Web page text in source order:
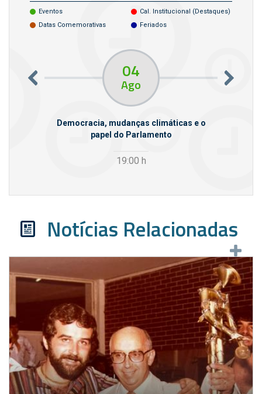
Eventos
Cal. Institucional (destaques)
Datas Comemorativas
Feriados
04
Ago
Democracia, mudanças climáticas e o
papel do Parlamento
19:00 h
Notícias Relacionadas